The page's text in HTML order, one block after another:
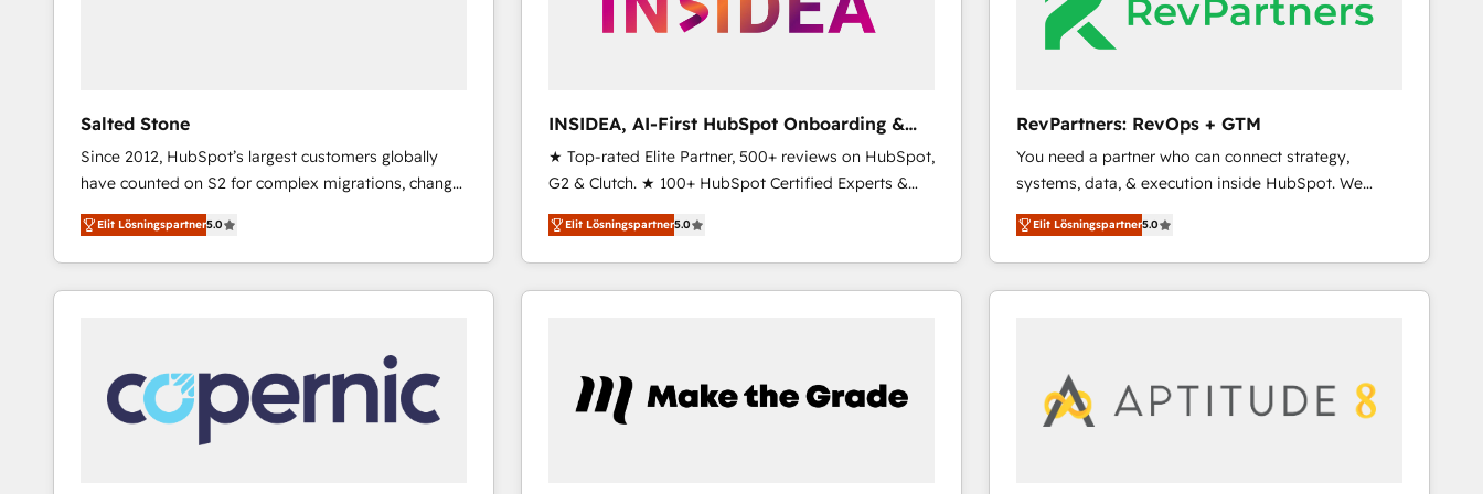
Salted Stone
Since 2012, HubSpot’s largest customers globally
have counted on S2 for complex migrations, change
management, systems integration, and creative
solutions that deliver measurable impact and
transform brand experiences As one of the few full-
service creative agencies in the HubSpot
regionalized HubSpot websites, integrated
marketing campaigns, & RevOps frameworks that
fuel long-term success We connect the entire
customer lifecycle through seamless integrations,
Elit Lösningspartner5.0
INSIDEA, AI-First HubSpot Onboarding &
RevOps
★ Top-rated Elite Partner, 500+ reviews on HubSpot,
G2 & Clutch. ★ 100+ HubSpot Certified Experts &
Trainers across the team ★ 1,500+ implementations
across five continents ★ AI-First, RevOps-led,
Onboarding obsessed ★ Company of the Year
2024/25 INSIDEA helps growing companies turn
your time zone. What we do ➤ Onboarding: Live in
weeks, with workflows built around your business,
Elit Lösningspartner5.0
RevPartners: RevOps + GTM
You need a partner who can connect strategy,
systems, data, & execution inside HubSpot. We
bridge the gap where most agencies fall short by
combining GTM strategy with technical execution to
solve the right problem with the right solution. As the
only firm in the world to hold Elite Partner
market execution. Why B2B Businesses Choose RP: -
Secure: Soc2 compliant 🛡️ - Pricing: Implementations
Elit Lösningspartner5.0